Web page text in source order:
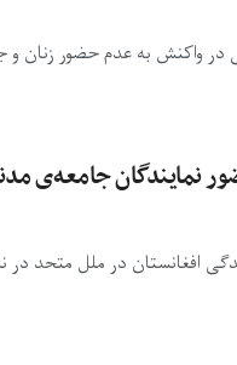
در واکنش به عدم حضور
نمایندگان جامعه‌ی
افغانستان در ملل